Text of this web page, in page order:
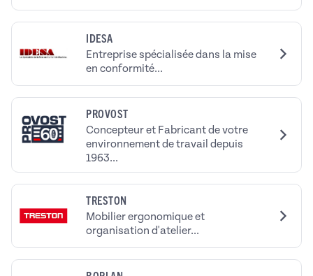
IDESA
Entreprise spécialisée dans la mise
en conformité...
PROVOST
Concepteur et Fabricant de votre
environnement de travail depuis
1963...
TRESTON
Mobilier ergonomique et
organisation d'atelier...